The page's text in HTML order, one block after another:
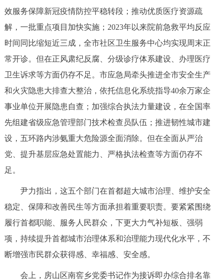
ENGLISH 한국어 日本語
DEUTSCH FRANÇAIS РУССКИЙ ЯЗЫК
ESPAÑOL العربية PORTUGUÊS
ITALIANO
回到顶部
效服务保障新冠疫情防控平稳转段；推动优质医疗资源疏
解，一批重点项目加快实施；2023年以来院前急救平均反应
时间同比缩短近三成，全市社区卫生服务中心均实现周末正
常开诊。但在正风肃纪反腐、分级诊疗体系建设、办理医疗
卫生诉求等方面仍存不足。市应急局牵头推进全市安全生产
和火灾隐患大排查大整治，依托信息化系统指导40余万家企
事业单位开展隐患自查；加强综合执法力量建设，在全国率
先组建省级应急管理部门技术检查员队伍；推进韧性城市建
设，五环路内涉氨重大危险源全面消除。但在全面从严治
党、提升基层应急处置能力、严格执法检查等方面仍存不
足。
尹力指出，这五个部门在首都超大城市治理、维护安全
稳定、保障和改善民生等方面承担着重要职责。要紧紧围绕
履行首都职能、服务人民群众，下更大力气补短板、强弱
项，持续提升首都城市治理体系和治理能力现代化水平，不
断增强市民群众获得感、幸福感、安全感。
会上，房山区南窖乡党委书记作为接诉即办综合排名靠